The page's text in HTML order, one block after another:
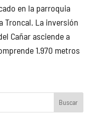
en la parroquia
Troncal. La inversión
Cañar asciende a
1.970 metros
Buscar